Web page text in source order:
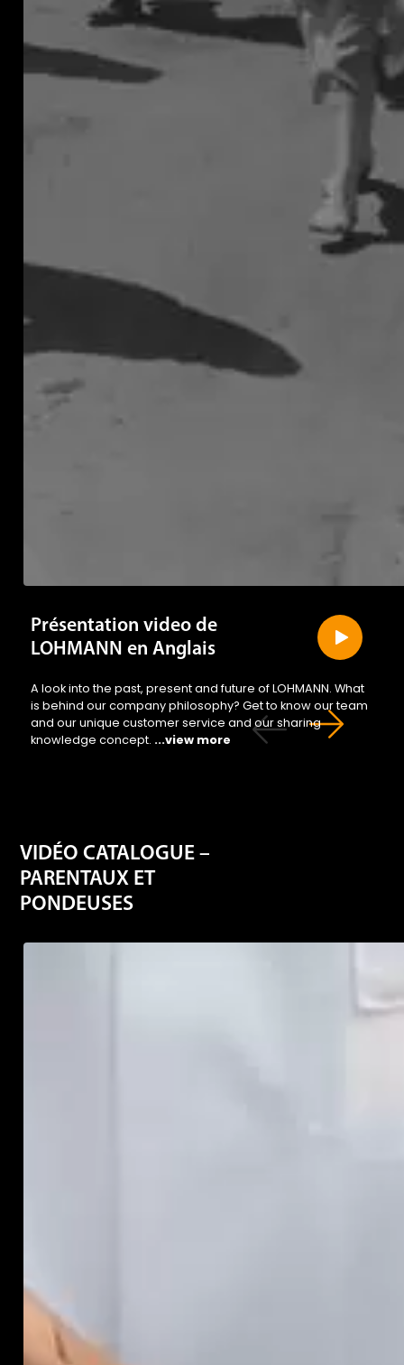
Présentation video de
LOHMANN en Anglais
is behind our company philosophy? Get to know our team
and our unique customer service and our sharing
knowledge concept....view more
VIDÉO CATALOGUE –
PARENTAUX ET
PONDEUSES